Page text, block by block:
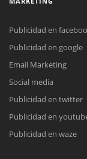
Todos nuestros
Publicidad en
Publicidad en google
Email Marketing
Social media
Publicidad en twitter
Publicidad en
Publicidad en waze